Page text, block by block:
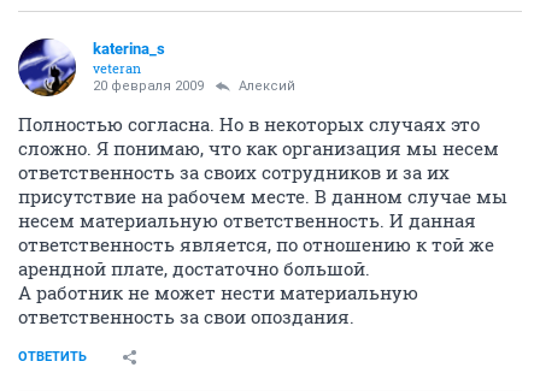
katerina_s
veteran
20 февраля 2009 Алексий
Полностью согласна. Но в некоторых случаях это
сложно. Я понимаю, что как организация мы несем
ответственность за своих сотрудников и за их
присутствие на рабочем месте. В данном случае мы
несем материальную ответственность. И данная
ответственность является, по отношению к той же
арендной плате, достаточно большой.
А работник не может нести материальную
ответственность за свои опоздания.
ОТВЕТИТЬ